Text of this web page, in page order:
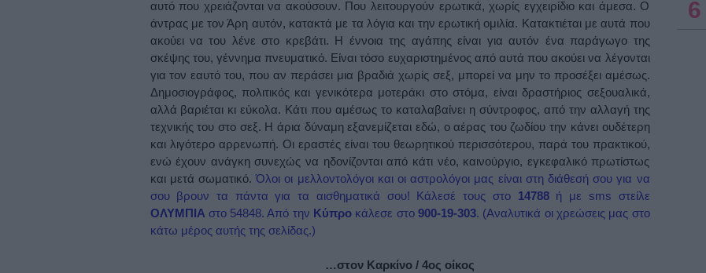
αυτό που χρειάζονται να ακούσουν. Που λειτουργούν ερωτικά, χωρίς εγχειρίδιο και άμεσα. Ο
άντρας με τον Άρη αυτόν, κατακτά με τα λόγια και την ερωτική ομιλία. Κατακτιέται με αυτά που
ακούει να του λένε στο κρεβάτι. Η έννοια της αγάπης είναι για αυτόν ένα παράγωγο της
σκέψης του, γέννημα πνευματικό. Είναι τόσο ευχαριστημένος από αυτά που ακούει να λέγονται
για τον εαυτό του, που αν περάσει μια βραδιά χωρίς σεξ, μπορεί να μην το προσέξει αμέσως.
Δημοσιογράφος, πολιτικός και γενικότερα μοτεράκι στο στόμα, είναι δραστήριος σεξουαλικά,
αλλά βαριέται κι εύκολα. Κάτι που αμέσως το καταλαβαίνει η σύντροφος, από την αλλαγή της
τεχνικής του στο σεξ. Η άρια δύναμη εξανεμίζεται εδώ, ο αέρας του ζωδίου την κάνει ουδέτερη
και λιγότερο αρρενωπή. Οι εραστές είναι του θεωρητικού περισσότερου, παρά του πρακτικού,
ενώ έχουν ανάγκη συνεχώς να ηδονίζονται από κάτι νέο, καινούργιο, εγκεφαλικό πρωτίστως
και μετά σωματικό.Όλοι οι μελλοντολόγοι και οι αστρολόγοι μας είναι στη διάθεσή σου για να
σου βρουν τα πάντα για τα αισθηματικά σου! Κάλεσέ τους στο 14788 ή με sms στείλε
ΟΛΥΜΠΙΑ στο 54848. Από την Κύπρο κάλεσε στο900-19-303. (Aναλυτικά οι χρεώσεις μας στο
κάτω μέρος αυτής της σελίδας.)
…στον Καρκίνο / 4ος οίκος
6